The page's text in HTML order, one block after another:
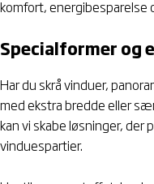
komfort, energibesparelse
Specialformer og
Har du skrå vinduer,
med ekstra bredde eller
kan vi skabe løsninger, der
vinduespartier.